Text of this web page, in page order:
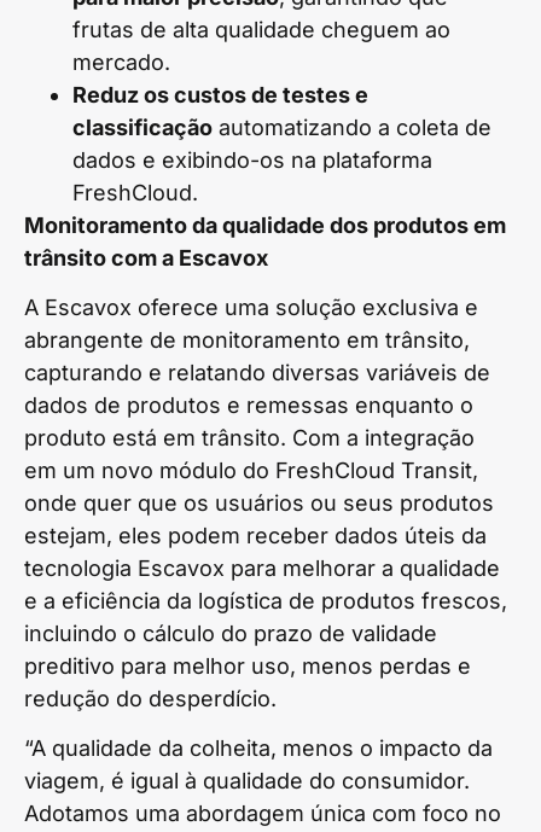
frutas de alta qualidade cheguem ao
mercado.
Reduz os custos de testes e
classificação automatizando a coleta de
dados e exibindo-os na plataforma
FreshCloud.
Monitoramento da qualidade dos produtos em
trânsito com a Escavox
A Escavox oferece uma solução exclusiva e
abrangente de monitoramento em trânsito,
capturando e relatando diversas variáveis de
dados de produtos e remessas enquanto o
produto está em trânsito. Com a integração
em um novo módulo do FreshCloud Transit,
onde quer que os usuários ou seus produtos
estejam, eles podem receber dados úteis da
tecnologia Escavox para melhorar a qualidade
e a eficiência da logística de produtos frescos,
incluindo o cálculo do prazo de validade
preditivo para melhor uso, menos perdas e
redução do desperdício.
“A qualidade da colheita, menos o impacto da
viagem, é igual à qualidade do consumidor.
Adotamos uma abordagem única com foco no